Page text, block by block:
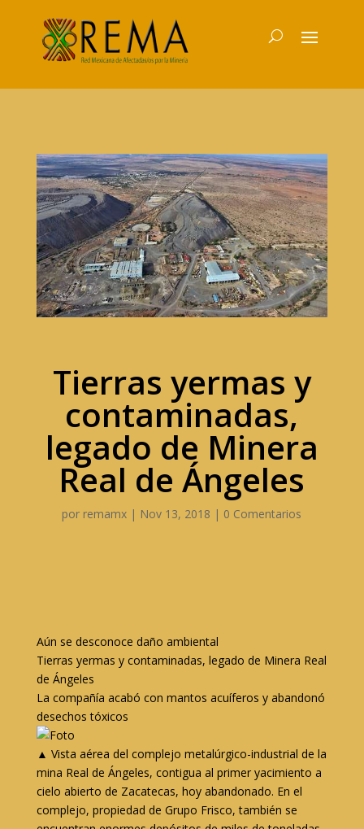
Tierras yermas y
contaminadas,
legado de Minera
Real de Ángeles
por remamx | Nov 13, 2018 | 0 Comentarios
Aún se desconoce daño ambiental
Tierras yermas y contaminadas, legado de Minera Real
de Ángeles
La compañía acabó con mantos acuíferos y abandonó
desechos tóxicos
▲ Vista aérea del complejo metalúrgico-industrial de la
mina Real de Ángeles, contigua al primer yacimiento a
cielo abierto de Zacatecas, hoy abandonado. En el
complejo, propiedad de Grupo Frisco, también se